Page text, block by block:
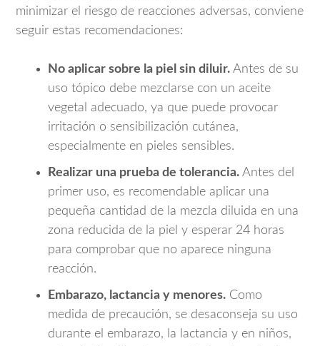
minimizar el riesgo de reacciones adversas, conviene
seguir estas recomendaciones:
No aplicar sobre la piel sin diluir. Antes de su
uso tópico debe mezclarse con un aceite
vegetal adecuado, ya que puede provocar
irritación o sensibilización cutánea,
especialmente en pieles sensibles.
Realizar una prueba de tolerancia. Antes del
primer uso, es recomendable aplicar una
pequeña cantidad de la mezcla diluida en una
zona reducida de la piel y esperar 24 horas
para comprobar que no aparece ninguna
reacción.
Embarazo, lactancia y menores. Como
medida de precaución, se desaconseja su uso
durante el embarazo, la lactancia y en niños,